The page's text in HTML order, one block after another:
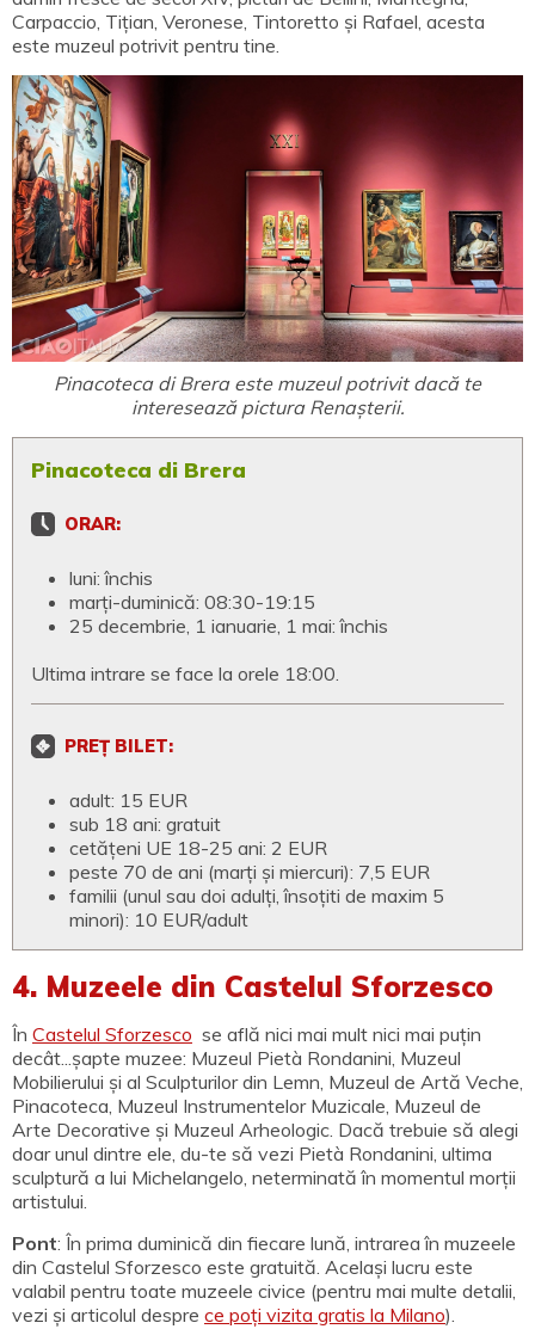
Carpaccio, Tițian, Veronese, Tintoretto și Rafael, acesta
este muzeul potrivit pentru tine.
Pinacoteca di Brera este muzeul potrivit dacă te
interesează pictura Renașterii.
Pinacoteca di Brera
ORAR:
luni: închis
marți-duminică: 08:30-19:15
25 decembrie, 1 ianuarie, 1 mai: închis
Ultima intrare se face la orele 18:00.
PREȚ BILET:
adult: 15 EUR
sub 18 ani: gratuit
cetățeni UE 18-25 ani: 2 EUR
peste 70 de ani (marți și miercuri): 7,5 EUR
familii (unul sau doi adulți, însoțiti de maxim 5
minori): 10 EUR/adult
4. Muzeele din Castelul Sforzesco
În Castelul Sforzesco se află nici mai mult nici mai puțin
decât...șapte muzee: Muzeul Pietà Rondanini, Muzeul
Mobilierului și al Sculpturilor din Lemn, Muzeul de Artă Veche,
Pinacoteca, Muzeul Instrumentelor Muzicale, Muzeul de
Arte Decorative și Muzeul Arheologic. Dacă trebuie să alegi
doar unul dintre ele, du-te să vezi Pietà Rondanini, ultima
sculptură a lui Michelangelo, neterminată în momentul morții
artistului.
Pont: În prima duminică din fiecare lună, intrarea în muzeele
din Castelul Sforzesco este gratuită. Același lucru este
valabil pentru toate muzeele civice (pentru mai multe detalii,
vezi și articolul despre ce poți vizita gratis la Milano).